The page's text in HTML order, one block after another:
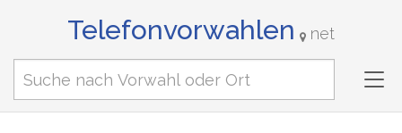
Telefonvorwahlen net